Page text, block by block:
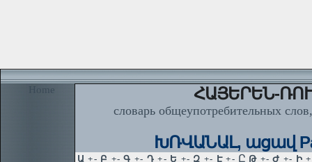
Home ՀԱՅԵՐԵՆ-
словарь общеупотребительных
ԽՌՎԱՆԱԼ, ացավ